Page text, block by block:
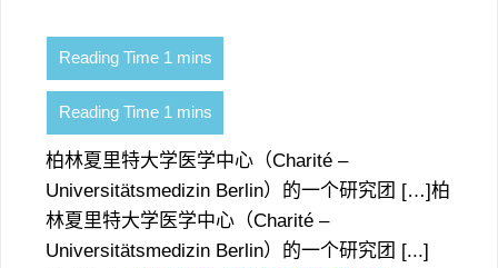
柏林夏里特大学医学中心（Charité –
Universitätsmedizin Berlin）的一个研究团 […]柏
林夏里特大学医学中心（Charité –
Universitätsmedizin Berlin）的一个研究团 [...]